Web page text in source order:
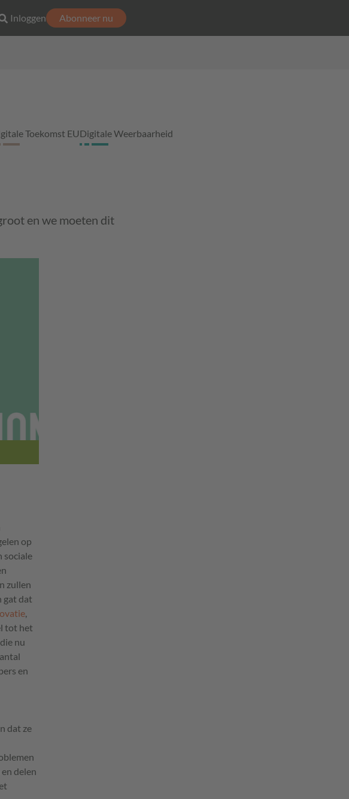
Inloggen Abonneer nu
Toekomst EUDigitale Weerbaarheid
en we moeten dit
op
sociale
zullen
gat dat
tot het
nu
en
dat ze
delen